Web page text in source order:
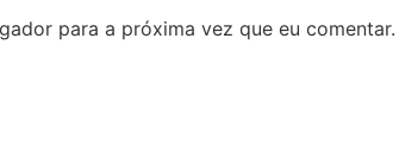
para a próxima vez que eu comentar.